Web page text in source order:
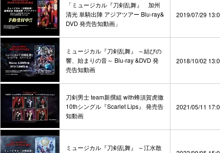
「ミュージカル『刀剣乱舞』 加州
清光 単騎出陣 アジアツアー Blu-ray&
DVD 発売告知動画」
2019/07/29
ミュージカル『刀剣乱舞』 ～結びの
響、始まりの音～ Blu-ray &DVD 発
売告知動画
2018/10/02
刀剣男士 team新撰組 with蜂須賀虎徹
10thシングル『Scarlet Lips』 発売告
知動画
2021/05/11
ミュージカル『刀剣乱舞』 ～江水散